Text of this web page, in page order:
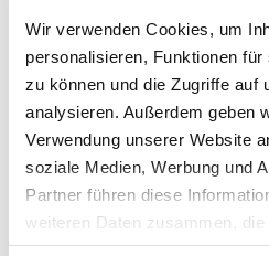
Wir verwenden Cookies, um
personalisieren, Funktionen
zu können und die Zugriffe auf
analysieren. Außerdem geben
Verwendung unserer Website
soziale Medien, Werbung und
Partner führen diese
weiteren Daten zusammen,
haben oder die sie im Rahmen
Ich habe die Hinweise zum
Newsletter
* Pflichtfeld